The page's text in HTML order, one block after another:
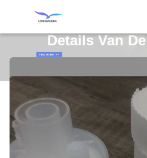
Details Van